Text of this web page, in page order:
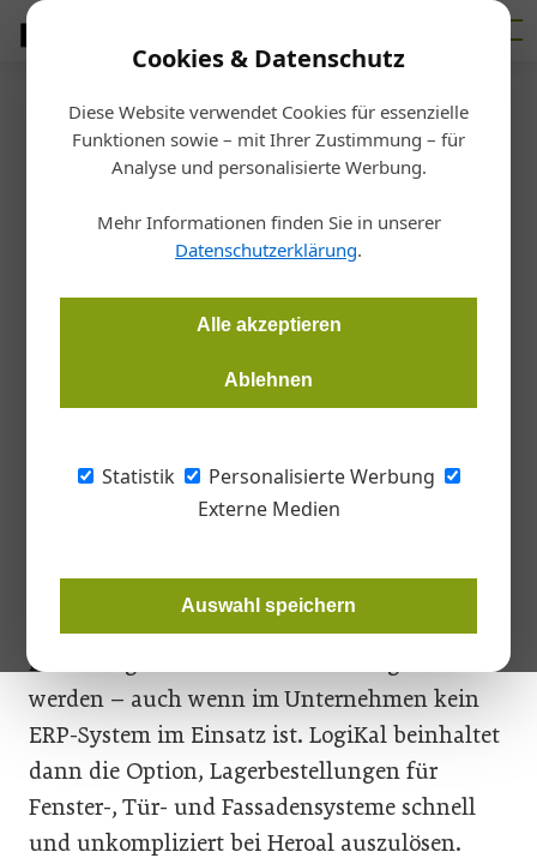
Cookies & Datenschutz
Diese Website verwendet Cookies für essenzielle
Funktionen sowie – mit Ihrer Zustimmung – für
Analyse und personalisierte Werbung.
Mehr Informationen finden Sie in unserer
Datenschutzerklärung.
Alle akzeptieren
Ablehnen
Statistik
Personalisierte Werbung
Externe Medien
Auswahl speichern
Startseite /Metall
Profile online bestellen
Redaktion Metall 06.08.2020, 10:45 Uhr
Beschaffung. Der Hersteller von Aluminiumprofil-Systemen,
Software LogiKal von Orgadata.
Bestellprozess einfacher, effizienter und
prozesssicherer werden, heißt es in einer
Bestellwesen von heroal können in der
Softwarelösung LogiKal von Orgadata
Bestellungen online erfasst und abgewickelt
werden – auch wenn im Unternehmen kein
ERP-System im Einsatz ist. LogiKal beinhaltet
dann die Option, Lagerbestellungen für
Fenster-, Tür- und Fassadensysteme schnell
und unkompliziert bei Heroal auszulösen.